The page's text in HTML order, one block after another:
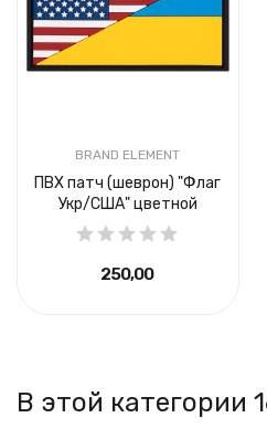
BRAND ELEMENT
ПВХ патч (шеврон) "Флаг
Укр/США" цветной
250,00 ₴
В этой категории